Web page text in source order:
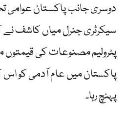
دوسری جانب پاکستان عوامی
سیکرٹری جنرل میاں کاشف نے
پٹرولیم مصنوعات کی قیمتوں
پاکستان میں عام آدمی کو اس
پہنچ رہا۔